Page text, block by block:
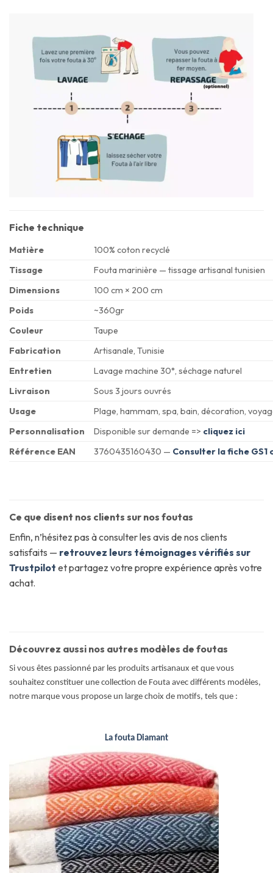
Fiche technique
Matière
100% coton recyclé
Tissage
Fouta marinière — tissage artisanal tunisien
Dimensions
100 cm × 200 cm
Poids
~360gr
Couleur
Taupe
Fabrication
Artisanale, Tunisie
Entretien
Lavage machine 30°, séchage naturel
Livraison
Sous 3 jours ouvrés
Usage
Plage, hammam, spa, bain, décoration,
Personnalisation
Disponible sur demande => cliquez ici
Référence EAN
3760435160430 — Consulter la fiche GS1
Ce que disent nos clients sur nos foutas
Enfin, n’hésitez pas à consulter les avis de nos clients
satisfaits — retrouvez leurs témoignages vérifiés sur
Trustpilot et partagez votre propre expérience après votre
achat.
Découvrez aussi nos autres modèles de foutas
Si vous êtes passionné par les produits artisanaux et que vous
souhaitez constituer une collection de Fouta avec différents modèles,
notre marque vous propose un large choix de motifs, tels que :
La fouta Diamant